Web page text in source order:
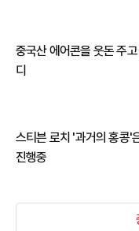
중국산 에어콘을 웃돈 주
디
스티븐 로치 '과거의 홍콩'
진행중